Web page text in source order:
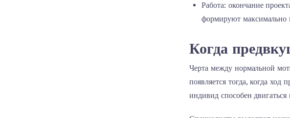
Работа: окончание
формируют
Когда
Черта между нормальной
появляется тогда, когда
индивид способен